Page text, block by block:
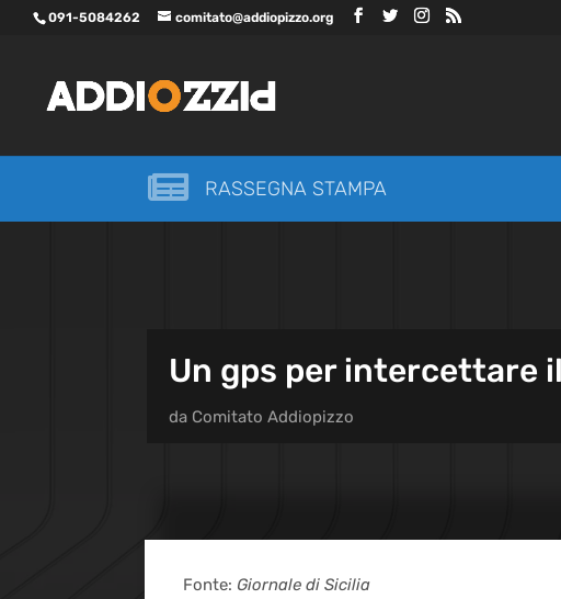
091-5084262 comitato@addiopizzo.org
 RASSEGNA STAMPA
Un gps per intercettare
da Comitato Addiopizzo
Fonte: Giornale di Sicilia